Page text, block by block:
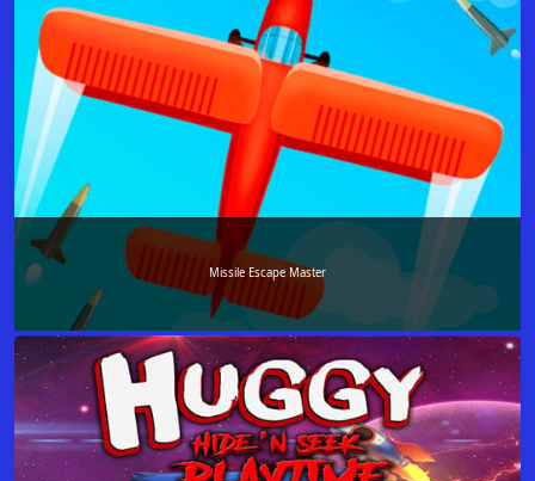
Missile Escape Master